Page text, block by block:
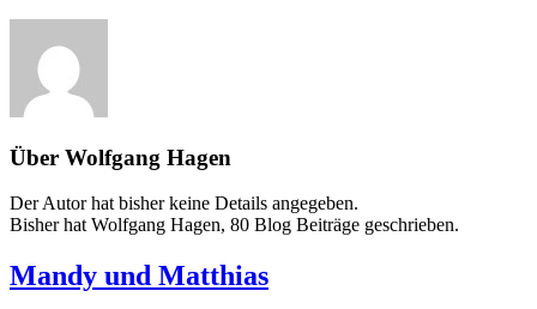
Über Wolfgang Hagen
Der Autor hat bisher keine Details angegeben.
Bisher hat Wolfgang Hagen, 80 Blog Beiträge geschrieben.
Mandy und Matthias